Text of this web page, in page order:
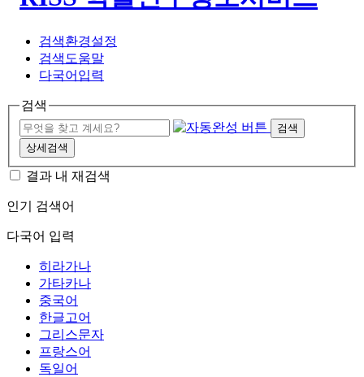
검색환경설정
검색도움말
다국어입력
검색
검색
상세검색
결과 내 재검색
인기 검색어
다국어 입력
히라가나
가타카나
중국어
한글고어
그리스문자
프랑스어
독일어